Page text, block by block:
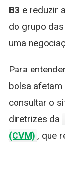
B3 e reduzir
do grupo das
uma
Para
bolsa afetam
consultar o
diretrizes da
(CVM) , que